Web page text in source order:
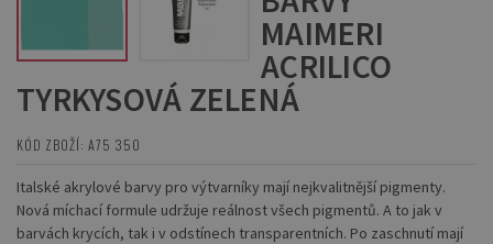
MAIMERI
ACRILICO
TYRKYSOVÁ ZELENÁ
KÓD ZBOŽÍ: A75 350
Italské akrylové barvy pro výtvarníky mají nejkvalitnější pigmenty.
Nová míchací formule udržuje reálnost všech pigmentů. A to jak v
barvách krycích, tak i v odstínech transparentních. Po zaschnutí mají